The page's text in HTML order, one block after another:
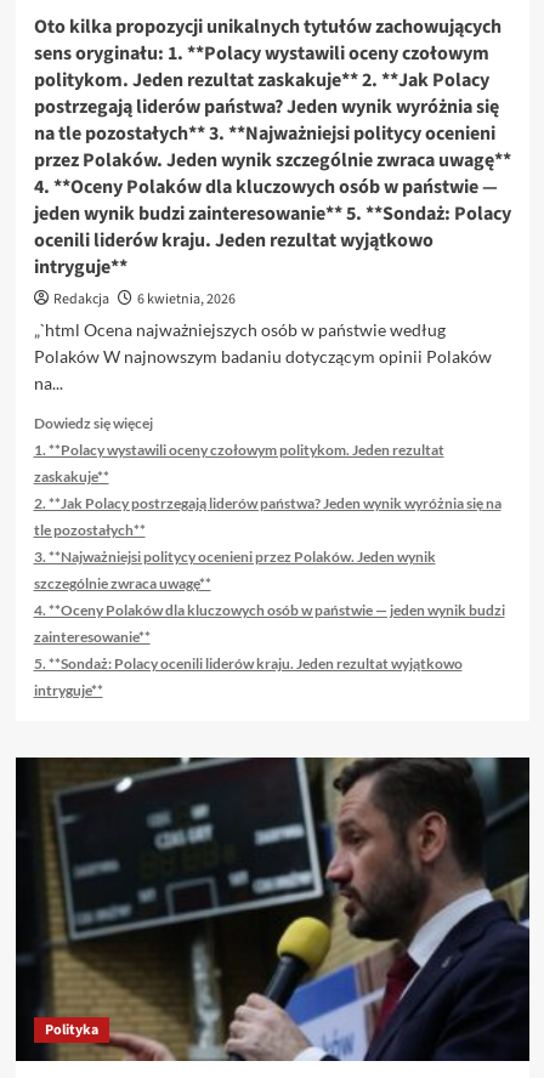
Oto kilka propozycji unikalnych tytułów zachowujących
sens oryginału: 1. **Polacy wystawili oceny czołowym
politykom. Jeden rezultat zaskakuje** 2. **Jak Polacy
postrzegają liderów państwa? Jeden wynik wyróżnia się
na tle pozostałych** 3. **Najważniejsi politycy ocenieni
przez Polaków. Jeden wynik szczególnie zwraca uwagę**
4. **Oceny Polaków dla kluczowych osób w państwie —
jeden wynik budzi zainteresowanie** 5. **Sondaż: Polacy
ocenili liderów kraju. Jeden rezultat wyjątkowo
intryguje**
Redakcja
6 kwietnia, 2026
„`html Ocena najważniejszych osób w państwie według
Polaków W najnowszym badaniu dotyczącym opinii Polaków
na...
Dowiedz się więcejDowiedz
się
Oto
propozycji
unikalnych
tytułów
oryginału:
1. **Polacy wystawili oceny czołowym politykom. Jeden rezultat
zaskakuje**
2. **Jak Polacy postrzegają liderów państwa? Jeden wynik wyróżnia się na
tle pozostałych**
3. **Najważniejsi politycy ocenieni przez Polaków. Jeden wynik
szczególnie zwraca uwagę**
4. **Oceny Polaków dla kluczowych osób w państwie — jeden wynik budzi
zainteresowanie**
5. **Sondaż: Polacy ocenili liderów kraju. Jeden rezultat wyjątkowo
intryguje**
Polityka